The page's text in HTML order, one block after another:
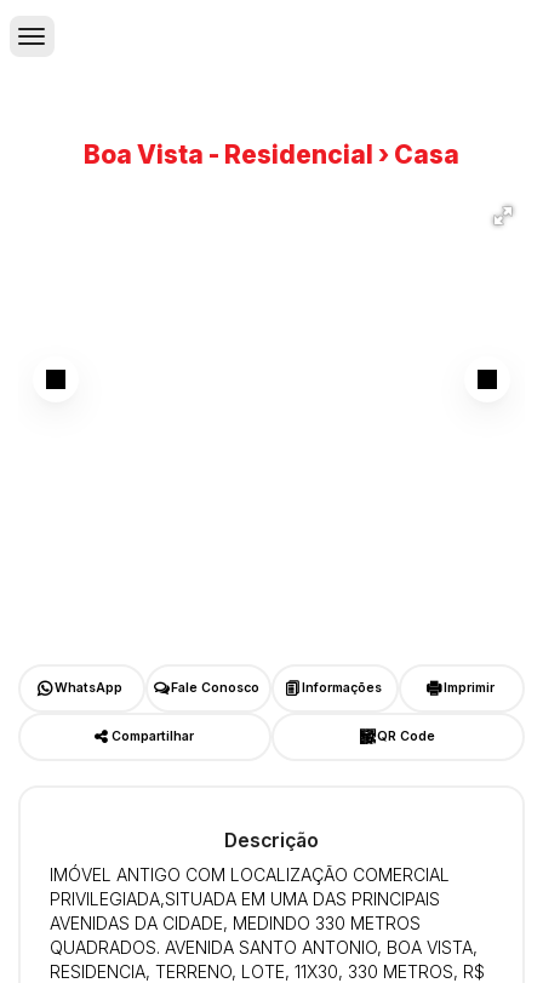
Boa Vista - Residencial › Casa
WhatsApp Fale Conosco Informações Imprimir
Compartilhar QR Code
Descrição
IMÓVEL ANTIGO COM LOCALIZAÇÃO COMERCIAL
PRIVILEGIADA,SITUADA EM UMA DAS PRINCIPAIS
AVENIDAS DA CIDADE, MEDINDO 330 METROS
QUADRADOS. AVENIDA SANTO ANTONIO, BOA VISTA,
RESIDENCIA, TERRENO, LOTE, 11X30, 330 METROS, R$